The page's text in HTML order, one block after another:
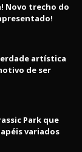
Novo trecho do
artística
de ser
Park que
variados